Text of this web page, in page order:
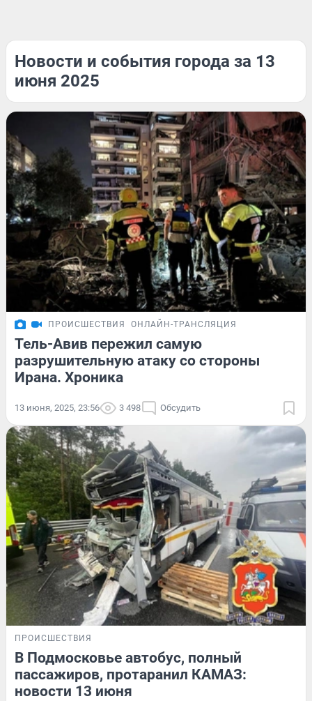
Новости и события города за 13
июня 2025
ПРОИСШЕСТВИЯ ОНЛАЙН-ТРАНСЛЯЦИЯ
Тель-Авив пережил самую
разрушительную атаку со стороны
Ирана. Хроника
13 июня, 2025, 23:56 3 498 Обсудить
ПРОИСШЕСТВИЯ
В Подмосковье автобус, полный
пассажиров, протаранил КАМАЗ:
новости 13 июня